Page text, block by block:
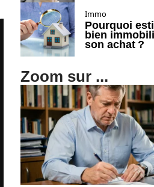
Immo
Pourquoi
bien
son achat ?
Zoom sur ...